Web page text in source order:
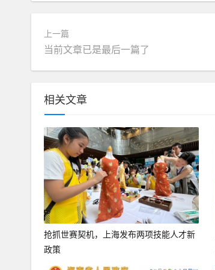
上一篇
当前文章已是最后一篇了
相关文章
抢抓世赛契机，上海发布两项技能人才新
政策